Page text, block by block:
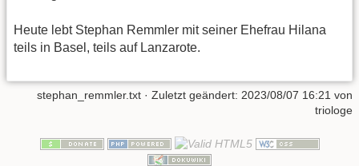
Heute lebt Stephan Remmler mit seiner Ehefrau Hilana
teils in Basel, teils auf Lanzarote.
stephan_remmler.txt · Zuletzt geändert: 2023/08/07 16:21 von
triologe